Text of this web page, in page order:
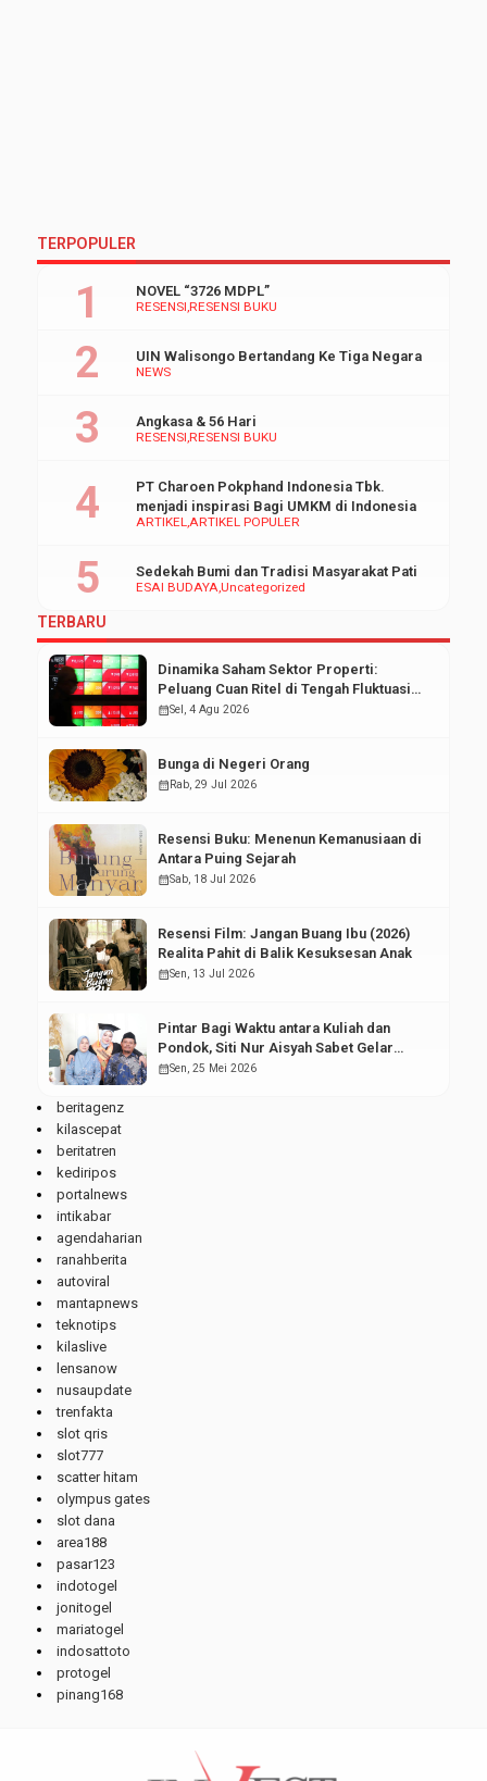
TERPOPULER
RESENSI RESENSI BUKU
NOVEL “3726 MDPL”
NEWS
UIN Walisongo Bertandang Ke Tiga Negara
RESENSI RESENSI BUKU
Angkasa & 56 Hari
ARTIKELARTIKEL POPULER
PT Charoen Pokphand Indonesia Tbk.
menjadi inspirasi Bagi UMKM di Indonesia
ESAI BUDAYAUncategorized
Sedekah Bumi dan Tradisi Masyarakat Pati
TERBARU
Dinamika Saham Sektor Properti:
Peluang Cuan Ritel di Tengah Fluktuasi
Pasar Modal
calendar_monthSel, 4 Agu 2026
Bunga di Negeri Orang
calendar_month Rab, 29 Jul 2026
Resensi Buku: Menenun Kemanusiaan di
Antara Puing Sejarah
calendar_monthSab, 18 Jul 2026
Resensi Film: Jangan Buang Ibu (2026)
Realita Pahit di Balik Kesuksesan Anak
calendar_monthSen, 13 Jul 2026
Pintar Bagi Waktu antara Kuliah dan
Pondok, Siti Nur Aisyah Sabet Gelar
Wisudawan Terbaik
calendar_monthSen, 25 Mei 2026
beritagenz
kilascepat
beritatren
kediripos
portalnews
intikabar
agendaharian
ranahberita
autoviral
mantapnews
teknotips
kilaslive
lensanow
nusaupdate
trenfakta
slot qris
slot777
scatter hitam
olympus gates
slot dana
area188
pasar123
indotogel
jonitogel
mariatogel
indosattoto
protogel
pinang168